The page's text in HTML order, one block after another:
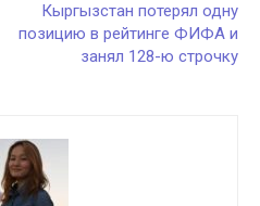
Кыргызстан потерял одну
позицию в рейтинге ФИФА и
занял 128-ю строчку